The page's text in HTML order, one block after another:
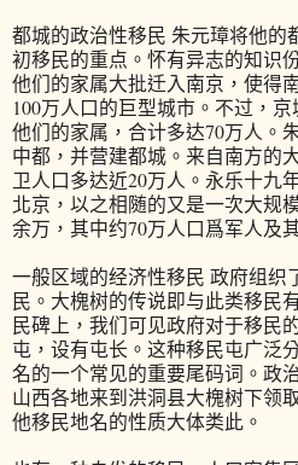
都城的政治性移民 朱元璋将他的
初移民的重点。怀有异志的知识
他们的家属大批迁入南京，使得
100万人口的巨型城市。不过，
他们的家属，合计多达70万人。
中都，并营建都城。来自南方的
卫人口多达近20万人。永乐十九
北京，以之相随的又是一次大规
余万，其中约70万人口爲军人及
一般区域的经济性移民 政府组织
民。大槐树的传说即与此类移民
民碑上，我们可见政府对于移民
屯，设有屯长。这种移民屯广泛
名的一个常见的重要尾码词。政
山西各地来到洪洞县大槐树下领
他移民地名的性质大体类此。